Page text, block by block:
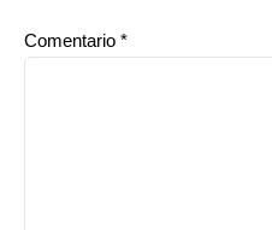
Comentario *